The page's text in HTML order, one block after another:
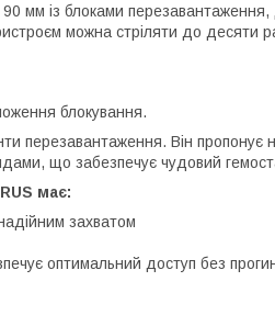
мм із блоками
можна стріляти до десяти
блокування.
перезавантаження. Він пропонує
що забезпечує чудовий
має:
захватом
оптимальний доступ без